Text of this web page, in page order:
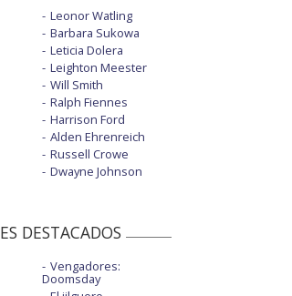
Leonor Watling
Barbara Sukowa
Leticia Dolera
Leighton Meester
Will Smith
Ralph Fiennes
Harrison Ford
Alden Ehrenreich
Russell Crowe
Dwayne Johnson
DESTACADOS
Vengadores:
Doomsday